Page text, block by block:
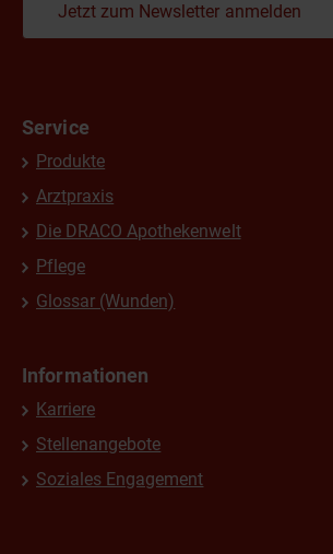
Jetzt zum Newsletter anmelden
Service
Produkte
Arztpraxis
Die DRACO Apothekenwelt
Pflege
Glossar (Wunden)
Informationen
Karriere
Stellenangebote
Soziales Engagement